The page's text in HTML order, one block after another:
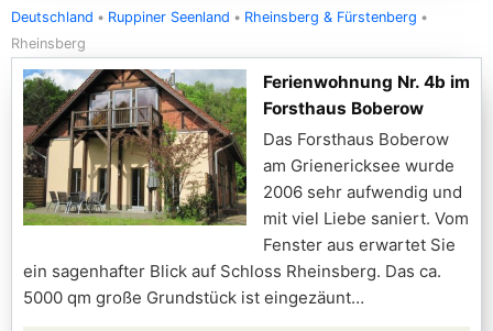
Deutschland Ruppiner Seenland
Rheinsberg & Fürstenberg
Rheinsberg
Ferienwohnung Nr. 4b im
Forsthaus Boberow
Das Forsthaus Boberow
am Grienericksee wurde
2006 sehr aufwendig und
mit viel Liebe saniert. Vom
Fenster aus erwartet Sie
ein sagenhafter Blick auf Schloss Rheinsberg. Das ca.
5000 qm große Grundstück ist eingezäunt